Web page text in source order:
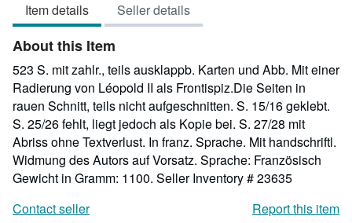
out
of
5
stars
Item details Seller details
About this Item
523 S. mit zahlr., teils ausklappb. Karten und Abb. Mit einer
Radierung von Léopold II als Frontispiz.Die Seiten in
rauen Schnitt, teils nicht aufgeschnitten. S. 15/16 geklebt.
S. 25/26 fehlt, liegt jedoch als Kopie bei. S. 27/28 mit
Abriss ohne Textverlust. In franz. Sprache. Mit handschriftl.
Widmung des Autors auf Vorsatz. Sprache: Französisch
Gewicht in Gramm: 1100. Seller Inventory # 23635
Contact seller
Report this item